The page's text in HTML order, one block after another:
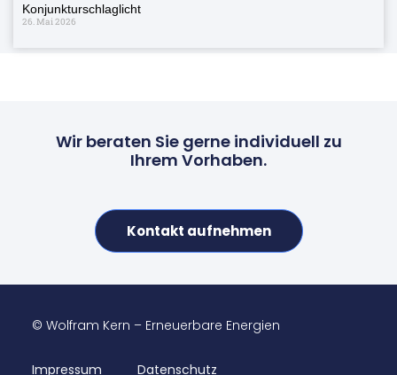
Konjunkturschlaglicht
26. Mai 2026
Wir beraten Sie gerne individuell zu
Ihrem Vorhaben.
Kontakt aufnehmen
© Wolfram Kern – Erneuerbare Energien
Impressum Datenschutz